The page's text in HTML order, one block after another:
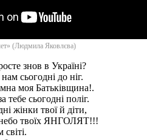
(Людмила Яковлєва)
знов в Україні?
сьогодні до ніг.
моя Батьківщина!.
сьогодні поліг.
жінки твої й діти,
небо твоїх ЯНГОЛЯТ!!!